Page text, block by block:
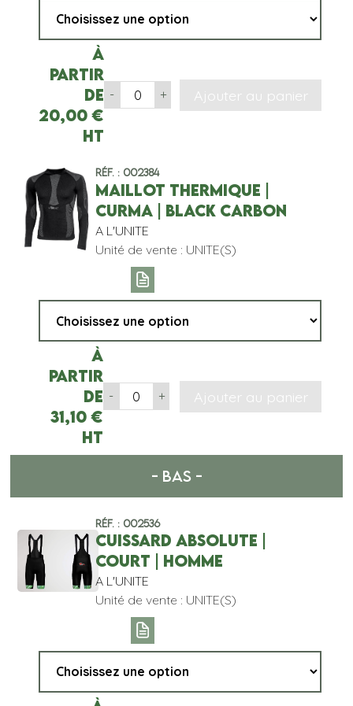
À
partir
de
20,00€
HT
- + Ajouter au panier
Réf. : 002384
MAILLOT THERMIQUE |
CURMA | BLACK CARBON
A L'UNITE
Unité de vente : UNITE(S)
À
partir
de
31,10 €
HT
- + Ajouter au panier
- BAS -
Réf. : 002536
CUISSARD ABSOLUTE |
COURT | HOMME
A L'UNITE
Unité de vente : UNITE(S)